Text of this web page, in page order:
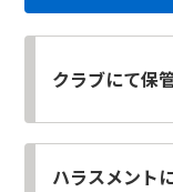
クラブにて保
ハラスメント